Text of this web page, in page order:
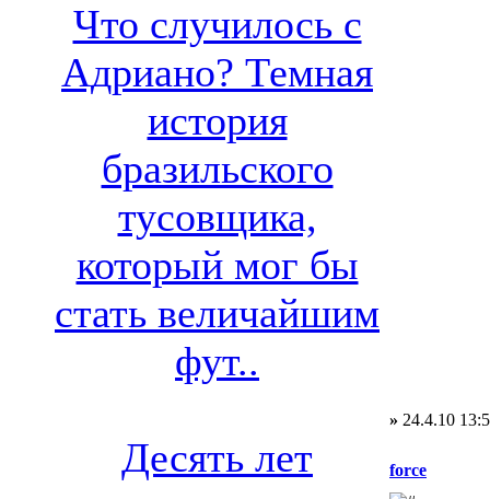
Что случилось с
Адриано? Темная
история
бразильского
тусовщика,
который мог бы
стать величайшим
фут..
Десять лет
» 24.4.10
force